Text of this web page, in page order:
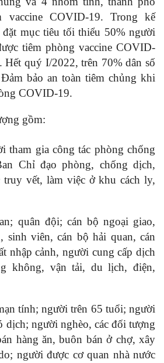
vaccine COVID-19. Trong kế
mục tiêu tối thiểu 50% người
tiêm phòng vaccine COVID-
Hết quý I/2022, trên 70% dân số
bảo an toàn tiêm chủng khi
COVID-19.
gồm:
tham gia công tác phòng chống
Chỉ đạo phòng, chống dịch,
truy vết, làm việc ở khu cách ly,
quân đội; cán bộ ngoại giao,
sinh viên, cán bộ hải quan, cán
nhập cảnh, người cung cấp dịch
không, vận tải, du lịch, điện,
tính; người trên 65 tuổi; người
dịch; người nghèo, các đối tượng
hàng ăn, buôn bán ở chợ, xây
người được cơ quan nhà nước